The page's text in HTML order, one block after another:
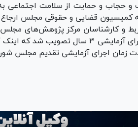
به کمیسیون قضایی و حقوقی مجلس
و کارشناسان مرکز پژوهش‌های مجلس
زمان اجرای آزمایشی تقدیم مجلس